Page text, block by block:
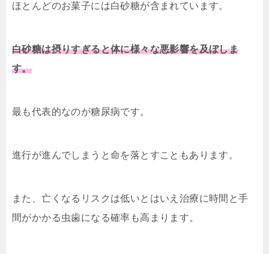
ほとんどのお菓子には白砂糖が含まれています。
白砂糖は摂りすぎると体に様々な悪影響を及ぼしま
す。
最も代表的なのが糖尿病です。
進行が進んでしまうと命を落とすこともあります。
また、亡くなるリスクは低いとはいえ治療に時間と手
間がかかる虫歯になる確率も高まります。